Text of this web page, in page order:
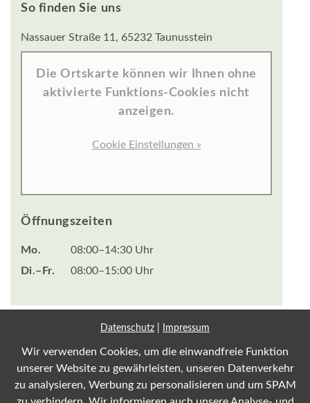
So finden Sie uns
Nassauer Straße 11, 65232 Taunusstein
Die Ortskarte können wir Ihnen ohne
aktivierte Funktions-Cookies nicht
anzeigen.
Cookie Einstellungen »
Öffnungszeiten
Mo.
08:00–14:30 Uhr
Di.–Fr.
08:00–15:00 Uhr
Impressum
Datenschutz
Datenschutz Impressum
Wir verwenden Cookies, um die einwandfreie Funktion
unserer Website zu gewährleisten, unseren Datenverkehr
zu analysieren, Werbung zu personalisieren und um SPAM